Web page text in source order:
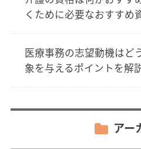
くために必要なおすすめ
医療事務の志望動機はど
象を与えるポイントを解
アー